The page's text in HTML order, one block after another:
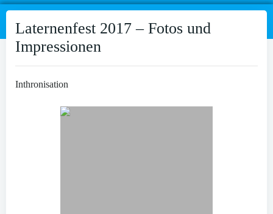
Laternenfest 2017 – Fotos und
Impressionen
Inthronisation